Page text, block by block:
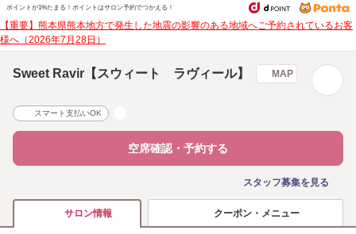
ポイントが1%たまる！ ポイントはサロン予約でつかえる！
【重要】熊本県熊本地方で発生した地震の影響のある地域へご予約されているお客
様へ（2026年7月28日）
Sweet Ravir【スウィート ラヴィール】 MAP
スマート支払いOK
空席確認・予約する
スタッフ募集を見る
サロン情報 クーポン・メニュー